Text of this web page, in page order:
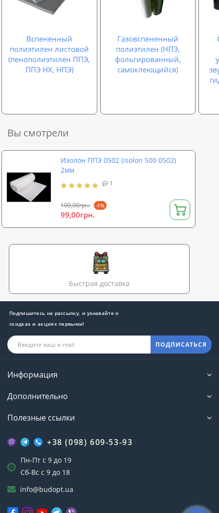
Вспененный
полиэтилен листовой
(пенополиэтилен ППЭ,
ППЭ НХ, НПЭ)
Газовспененный
полиэтилен (НПЭ,
фольгированный,
самоклеющийся)
Вы смотрели
Изолон ППЭ 0502 (isolon 500 0502)
2мм
1
100,00грн. -1%
99,00грн.
Быстрая доставка
Подпишитесь на рассылку, и узнавайте о
скидках и акциях первыми!
ПОДПИСАТЬСЯ
Информация
Дополнительно
Полезные ссылки
+38 (098) 609-53-93
Пн-Пт с 9 до 19
Сб-Вс с 9 до 18
info@budopt.ua